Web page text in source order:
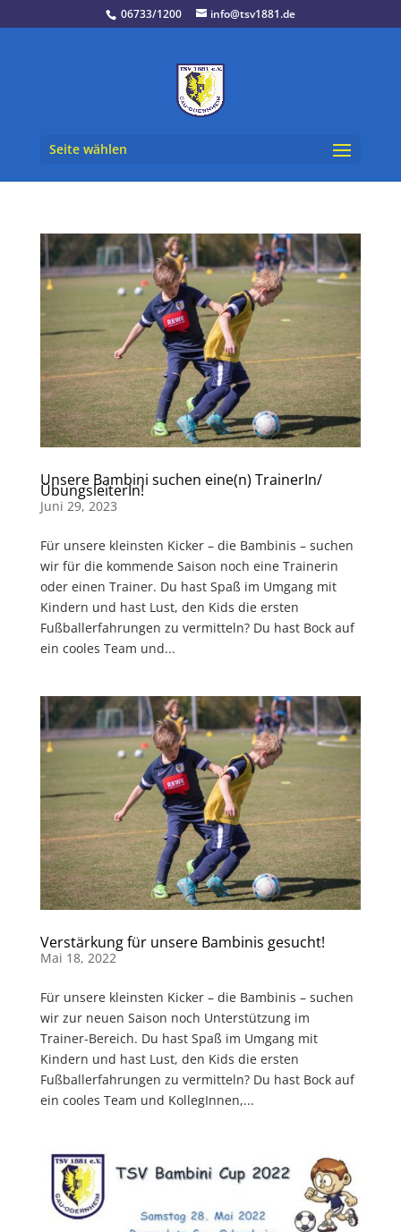
06733/1200 info@tsv1881.de
Seite wählen
Unsere Bambini suchen eine(n) TrainerIn/
ÜbungsleiterIn!
Juni 29, 2023
Für unsere kleinsten Kicker – die Bambinis – suchen
wir für die kommende Saison noch eine Trainerin
oder einen Trainer. Du hast Spaß im Umgang mit
Kindern und hast Lust, den Kids die ersten
Fußballerfahrungen zu vermitteln? Du hast Bock auf
ein cooles Team und...
Verstärkung für unsere Bambinis gesucht!
Mai 18, 2022
Für unsere kleinsten Kicker – die Bambinis – suchen
wir zur neuen Saison noch Unterstützung im
Trainer-Bereich. Du hast Spaß im Umgang mit
Kindern und hast Lust, den Kids die ersten
Fußballerfahrungen zu vermitteln? Du hast Bock auf
ein cooles Team und KollegInnen,...